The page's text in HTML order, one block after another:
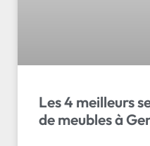
Les 4 meilleurs
de meubles à